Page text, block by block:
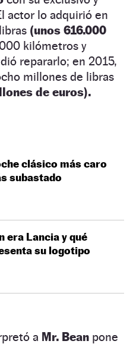
actor lo adquirió en
(unos 616.000
kilómetros y
repararlo; en 2015,
millones de libras
de euros).
clásico más caro
subastado
era Lancia y qué
su logotipo
a Mr. Bean pone